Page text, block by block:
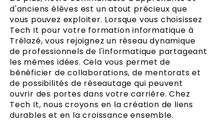
d'anciens élèves est un atout précieux que
vous pouvez exploiter. Lorsque vous choisissez
Tech It pour votre formation informatique à
Trélazé, vous rejoignez un réseau dynamique
de professionnels de l'informatique partageant
les mêmes idées. Cela vous permet de
bénéficier de collaborations, de mentorats et
de possibilités de réseautage qui peuvent
ouvrir des portes dans votre carrière. Chez
Tech It, nous croyons en la création de liens
durables et en la croissance ensemble.